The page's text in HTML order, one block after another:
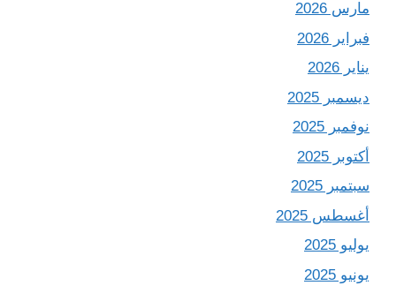
مارس 2026
فبراير 2026
يناير 2026
ديسمبر 2025
نوفمبر 2025
أكتوبر 2025
سبتمبر 2025
أغسطس 2025
يوليو 2025
يونيو 2025